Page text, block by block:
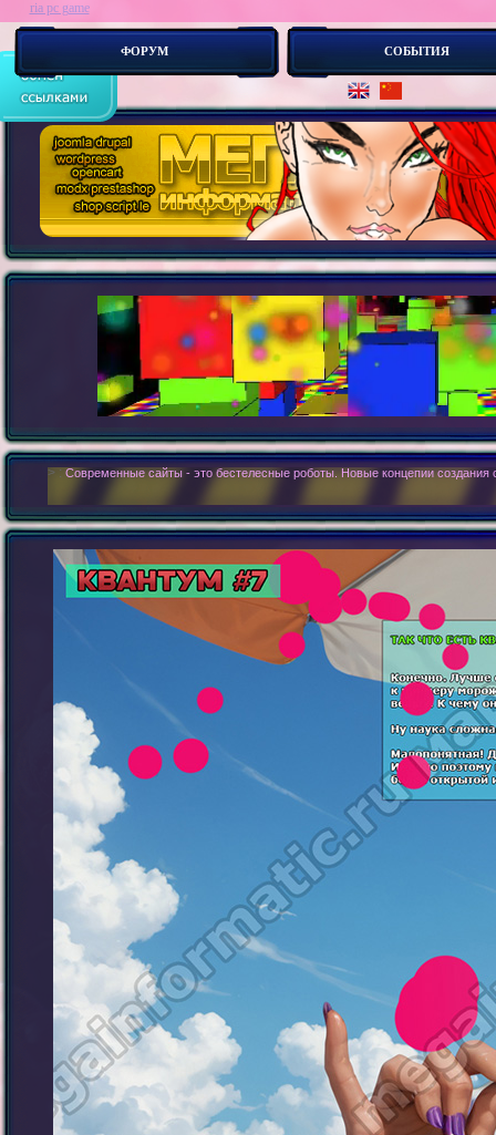
ФОРУМ СОБЫТИЯ
ria pc game
> : Как устроен с_